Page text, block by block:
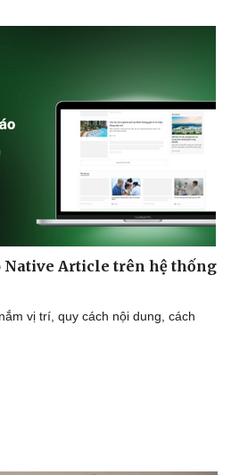
biểu tượng rap Mỹ: Tyga là
hit tỷ view của hip hop Mỹ, Tyga là
rap đại chúng suốt hơn một thập
khúc “Come My Way” cùng Sơn
toàn cầu.
Article trên hệ thống